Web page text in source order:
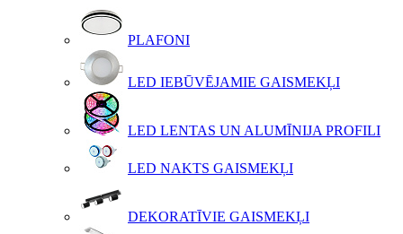
PLAFONI
LED IEBŪVĒJAMIE GAISMEKĻI
LED LENTAS UN ALUMĪNIJA PROFILI
LED NAKTS GAISMEKĻI
DEKORATĪVIE GAISMEKĻI